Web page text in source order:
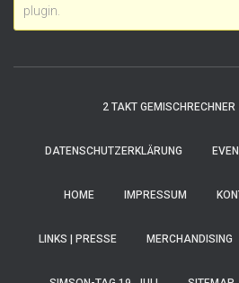
plugin.
2 TAKT GEMISCHRECHNER
DATENSCHUTZERKLÄRUNG
HOME IMPRESSUM
LINKS | PRESSE MERCHANDISING